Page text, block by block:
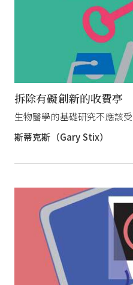
拆除有礙創新的收費亭
生物醫學的基礎研究不應該
斯蒂克斯（Gary Stix）